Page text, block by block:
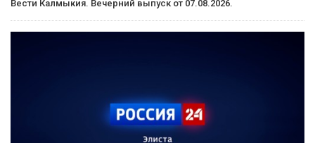
Вести Калмыкия. Вечерний выпуск от 07.08.2026.